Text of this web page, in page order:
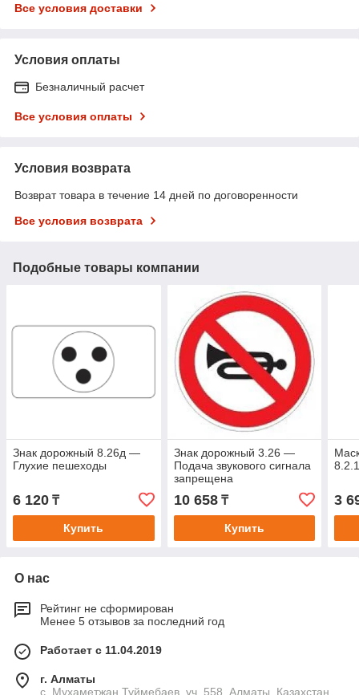
Все условия доставки
Условия оплаты
Безналичный расчет
Все условия оплаты
Условия возврата
Возврат товара в течение 14 дней по договоренности
Все условия возврата
Подобные товары компании
Знак дорожный 8.26д —
Глухие пешеходы
6 120 ₸
Купить
Знак дорожный 3.26 —
Подача звукового сигнала
запрещена
10 658₸
Купить
3
О нас
Рейтинг не сформирован
Менее 5 отзывов за последний год
Работает с 11.04.2019
г. Алматы
с. Мухаметжан Туймебаев, уч. 558, Алматы, Казахстан